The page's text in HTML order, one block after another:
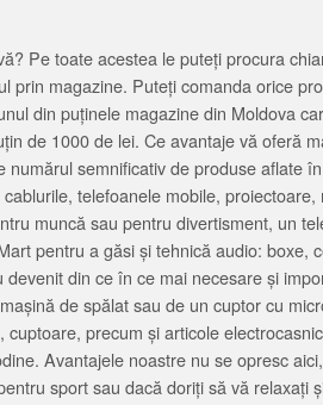
Pe toate acestea le puteți procura
prin magazine. Puteți comanda orice
din puținele magazine din Moldova
de 1000 de lei. Ce avantaje vă oferă
semnificativ de produse aflate
telefoanele mobile,
muncă sau pentru divertisment, un
pentru a găsi și tehnică audio: boxe,
din ce în ce mai necesare și
de spălat sau de un cuptor cu
precum și articole
Avantajele noastre nu se opresc
sport sau dacă doriți să vă relaxați